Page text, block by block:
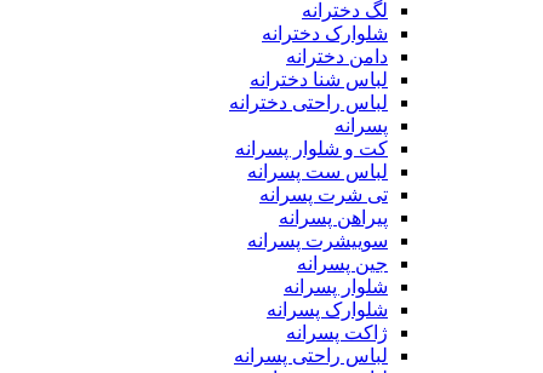
لگ دخترانه
شلوارک دخترانه
دامن دخترانه
لباس شنا دخترانه
لباس راحتی دخترانه
پسرانه
کت و شلوار پسرانه
لباس ست پسرانه
تی شرت پسرانه
پیراهن پسرانه
سوییشرت پسرانه
جین پسرانه
شلوار پسرانه
شلوارک پسرانه
ژاکت پسرانه
لباس راحتی پسرانه